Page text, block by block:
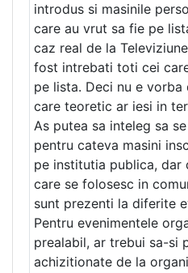
introdus si masinile
care au vrut sa fie pe
caz real de la
fost intrebati toti cei
pe lista. Deci nu e
care teoretic ar iesi in
As putea sa inteleg sa
pentru cateva masini
pe institutia publica, dar
care se folosesc in
sunt prezenti la diferite
Pentru evenimentele
prealabil, ar trebui sa-si
achizitionate de la